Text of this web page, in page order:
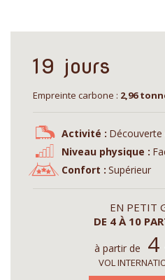
19 jours
Empreinte carbone : 2,96
Activité : Découverte
Niveau physique :
Confort : Supérieur
EN PETIT
DE 4 À 10
à partir de
VOL